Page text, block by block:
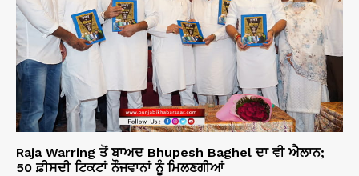
Raja Warring ਤੋਂ ਬਾਅਦ Bhupesh Baghel ਦਾ ਵੀ ਐਲਾਨ;
50 ਫ਼ੀਸਦੀ ਟਿਕਟਾਂ ਨੌਜਵਾਨਾਂ ਨੂੰ ਮਿਲਣਗੀਆਂ